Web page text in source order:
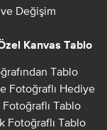
Değişim
Kanvas Tablo
Tablo
Fotoğraflı Hediye
Fotoğraflı Tablo
Fotoğraflı Tablo